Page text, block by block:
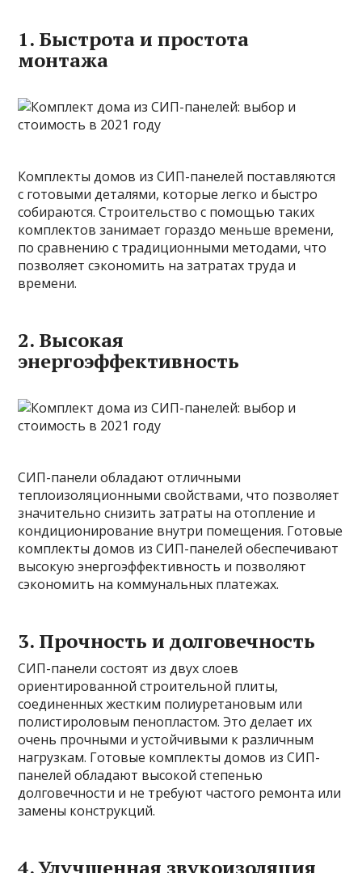
1. Быстрота и простота
монтажа
Комплекты домов из СИП-панелей поставляются
с готовыми деталями, которые легко и быстро
собираются. Строительство с помощью таких
комплектов занимает гораздо меньше времени,
по сравнению с традиционными методами, что
позволяет сэкономить на затратах труда и
времени.
2. Высокая
энергоэффективность
СИП-панели обладают отличными
теплоизоляционными свойствами, что позволяет
значительно снизить затраты на отопление и
кондиционирование внутри помещения. Готовые
комплекты домов из СИП-панелей обеспечивают
высокую энергоэффективность и позволяют
сэкономить на коммунальных платежах.
3. Прочность и долговечность
СИП-панели состоят из двух слоев
ориентированной строительной плиты,
соединенных жестким полиуретановым или
полистироловым пенопластом. Это делает их
очень прочными и устойчивыми к различным
нагрузкам. Готовые комплекты домов из СИП-
панелей обладают высокой степенью
долговечности и не требуют частого ремонта или
замены конструкций.
4. Улучшенная звукоизоляция